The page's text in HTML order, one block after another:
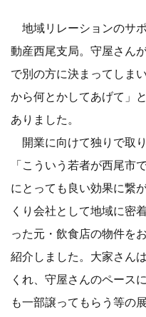
地域リレーションのサ
動産西尾支局。守屋さん
で別の方に決まってしま
から何とかしてあげて」
ありました。
開業に向けて独りで取
「こういう若者が西尾市
にとっても良い効果に繋
くり会社として地域に密
った元・飲食店の物件を
紹介しました。大家さん
くれ、守屋さんのペース
も一部譲ってもらう等の